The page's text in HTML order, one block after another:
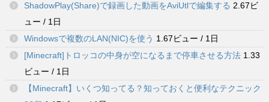
ShadowPlay(Share)で録画した動画をAviUtlで編集する 2.67ビ
ュー / 1日
Windowsで複数のLAN(NIC)を使う 1.67ビュー / 1日
[Minecraft]トロッコの中身が空になるまで停車させる方法 1.33
ビュー / 1日
【Minecraft】いくつ知ってる？知っておくと便利なテクニック